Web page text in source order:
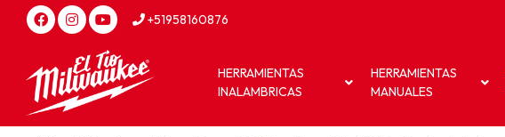
+51958160876
HERRAMIENTAS
INALAMBRICAS
HERRAMIENTAS
MANUALES